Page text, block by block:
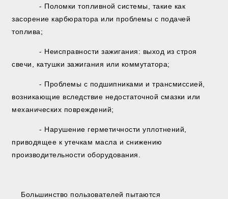
- Поломки топливной системы, такие как
засорение карбюратора или проблемы с подачей
топлива;
- Неисправности зажигания: выход из строя
свечи, катушки зажигания или коммутатора;
- Проблемы с подшипниками и трансмиссией,
возникающие вследствие недостаточной смазки или
механических повреждений;
- Нарушение герметичности уплотнений,
приводящее к утечкам масла и снижению
производительности оборудования.
Большинство пользователей пытаются